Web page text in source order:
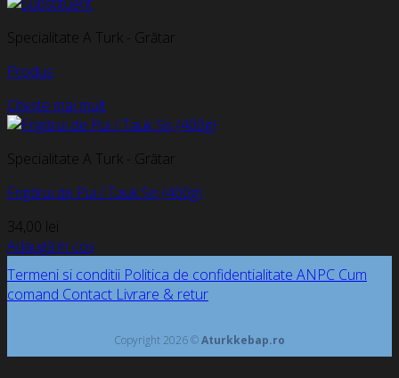
Specialitate A Turk - Grătar
Produs
Citește mai mult
Specialitate A Turk - Grătar
Frigărui de Pui / Tauk Șiș (400g)
34,00 lei
Adaugă în coș
Termeni si conditii Politica de confidentialitate ANPC Cum
comand Contact Livrare & retur
Copyright 2026 ©Aturkkebap.ro